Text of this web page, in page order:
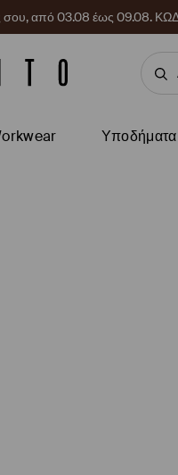
σου, από 03.08 έως 09.08.
Υποδήματα